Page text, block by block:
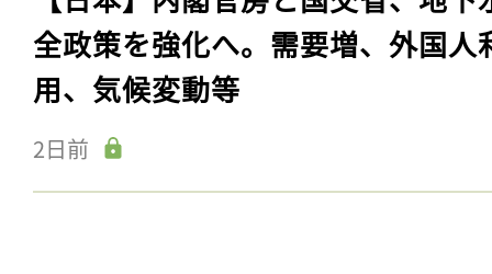
全政策を強化へ。需要増、外国人
用、気候変動等
2日前